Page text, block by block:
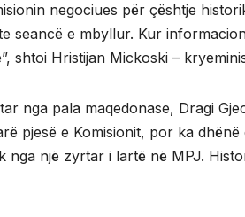
negociues për çështje
seancë e mbyllur. Kur
shtoi Hristijan Mickoski –
nga pala maqedonase, Dragi
pjesë e Komisionit, por ka
nga një zyrtar i lartë në MPJ.